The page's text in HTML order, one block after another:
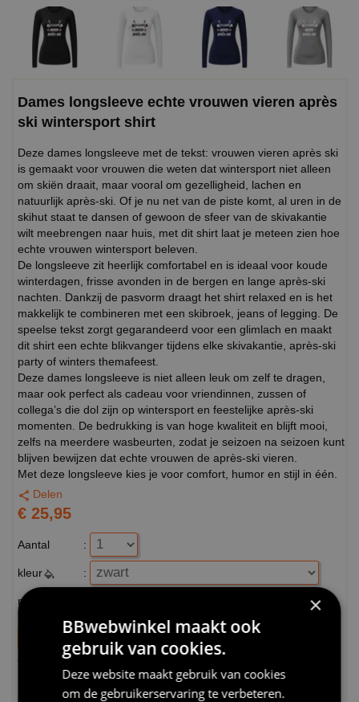
Dames longsleeve echte vrouwen vieren après
ski wintersport shirt
Deze dames longsleeve met de tekst: vrouwen vieren après ski
is gemaakt voor vrouwen die weten dat wintersport niet alleen
om skiën draait, maar vooral om gezelligheid, lachen en
natuurlijk après-ski. Of je nu net van de piste komt, al uren in de
skihut staat te dansen of gewoon de sfeer van de skivakantie
wilt meebrengen naar huis, met dit shirt laat je meteen zien hoe
echte vrouwen wintersport beleven.
De longsleeve zit heerlijk comfortabel en is ideaal voor koude
winterdagen, frisse avonden in de bergen en lange après-ski
nachten. Dankzij de pasvorm draagt het shirt relaxed en is het
makkelijk te combineren met een skibroek, jeans of legging. De
speelse tekst zorgt gegarandeerd voor een glimlach en maakt
dit shirt een echte blikvanger tijdens elke skivakantie, après-ski
party of winters themafeest.
Deze dames longsleeve is niet alleen leuk om zelf te dragen,
maar ook perfect als cadeau voor vriendinnen, zussen of
collega’s die dol zijn op wintersport en feestelijke après-ski
momenten. De bedrukking is van hoge kwaliteit en blijft mooi,
zelfs na meerdere wasbeurten, zodat je seizoen na seizoen kunt
blijven bewijzen dat echte vrouwen de après-ski vieren.
Met deze longsleeve kies je voor comfort, humor en stijl in één.
Delen
€ 25,95
Aantal :
kleur :
maat
Verwachte leverdag bij je thuis :
Dinsdag (01-09-2026)
×
BBwebwinkel maakt ook
gebruik van cookies.
Deze website maakt gebruik van cookies
om de gebruikerservaring te verbeteren.